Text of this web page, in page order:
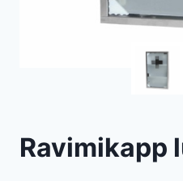
Ravimikapp